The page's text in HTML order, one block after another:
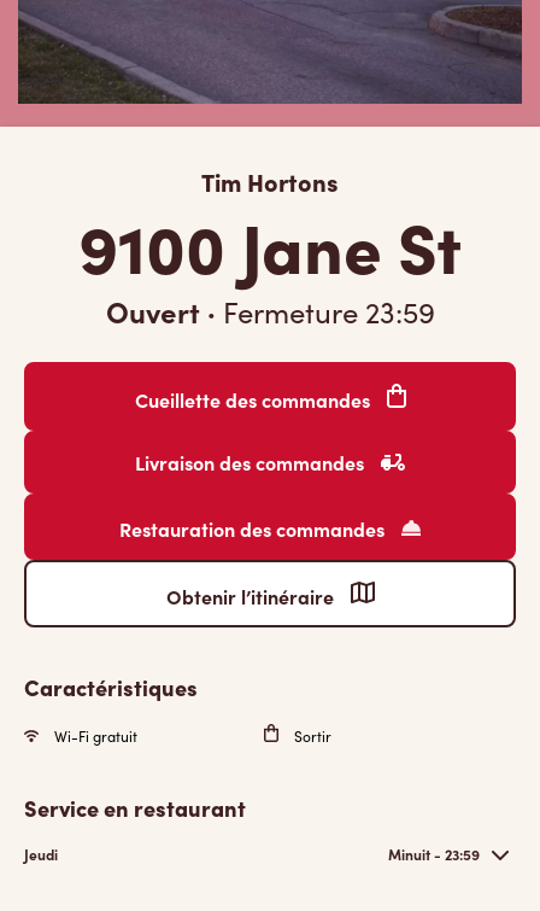
Tim Hortons
9100 Jane St
Ouvert · Fermeture 23:59
Cueillette des commandes
Livraison des commandes
Restauration des commandes
Obtenir l’itinéraire
Caractéristiques
Wi-Fi gratuit Sortir
Service en restaurant
Jeudi Minuit - 23:59